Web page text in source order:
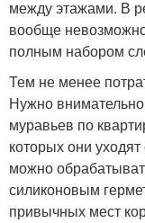
между этажами. В
вообще
полным набором
Тем не менее
Нужно
муравьев по
которых они
можно
силиконовым
привычных мест